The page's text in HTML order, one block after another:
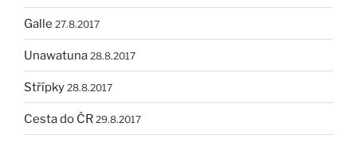
Galle 27.8.2017
Unawatuna 28.8.2017
Střípky 28.8.2017
Cesta do ČR 29.8.2017